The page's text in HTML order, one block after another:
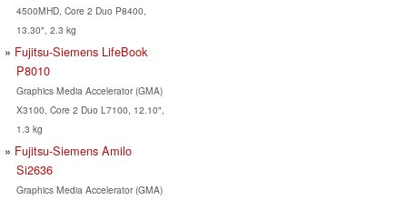
4500MHD, Core 2 Duo P8400,
13.30", 2.3 kg
Fujitsu-Siemens LifeBook
P8010
Graphics Media Accelerator (GMA)
X3100, Core 2 Duo L7100, 12.10",
1.3 kg
Fujitsu-Siemens Amilo
Si2636
Graphics Media Accelerator (GMA)